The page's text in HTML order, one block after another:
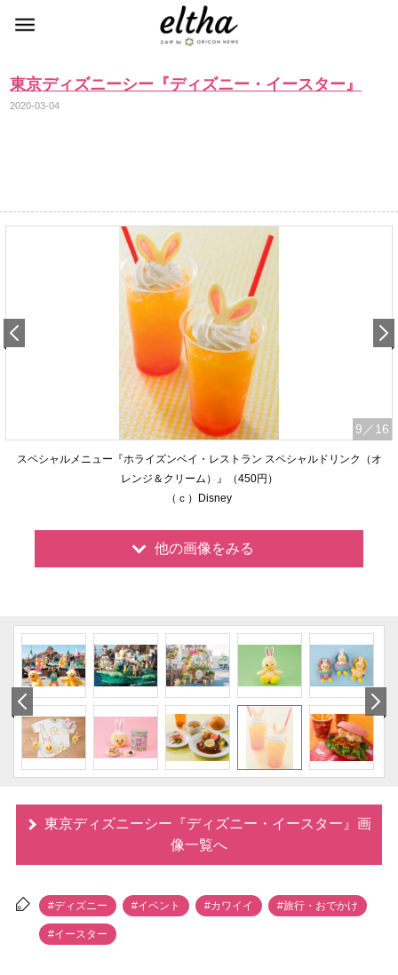
東京ディズニーシー『ディズニー・イースター』
2020-03-04
9 ／16
スペシャルメニュー『ホライズンベイ・レストラン スペシャルドリンク（オ
レンジ＆クリーム）』（450円）
（ｃ）Disney
他の画像をみる
東京ディズニーシー『ディズニー・イースター』画
像一覧へ
#ディズニー #イベント #カワイイ #旅行・おでかけ
#イースター